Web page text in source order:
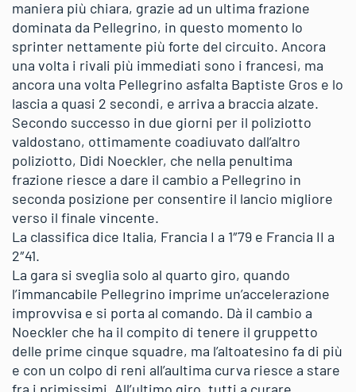
maniera più chiara, grazie ad un ultima frazione
dominata da Pellegrino, in questo momento lo
sprinter nettamente più forte del circuito. Ancora
una volta i rivali più immediati sono i francesi, ma
ancora una volta Pellegrino asfalta Baptiste Gros e lo
lascia a quasi 2 secondi, e arriva a braccia alzate.
Secondo successo in due giorni per il poliziotto
valdostano, ottimamente coadiuvato dall’altro
poliziotto, Didi Noeckler, che nella penultima
frazione riesce a dare il cambio a Pellegrino in
seconda posizione per consentire il lancio migliore
verso il finale vincente.
La classifica dice Italia, Francia I a 1″79 e Francia II a
2″41.
La gara si sveglia solo al quarto giro, quando
l’immancabile Pellegrino imprime un’accelerazione
improvvisa e si porta al comando. Dà il cambio a
Noeckler che ha il compito di tenere il gruppetto
delle prime cinque squadre, ma l’altoatesino fa di più
e con un colpo di reni all’aultima curva riesce a stare